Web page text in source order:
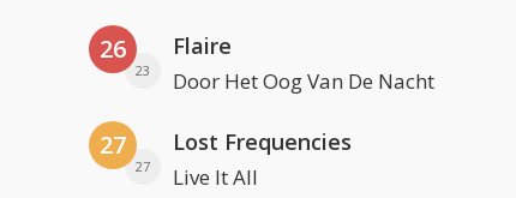
26
23
Flaire
Door Het Oog Van De Nacht
27
27
Lost Frequencies
Live It All